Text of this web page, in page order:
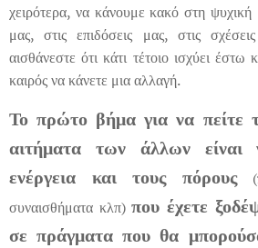
χειρότερα, να κάνουμε κακό στη ψυχική
μας, στις επιδόσεις μας, στις
αισθάνεστε ότι κάτι τέτοιο ισχύει έστω
καιρός να κάνετε μια αλλαγή.
Το πρώτο βήμα για να πείτε
αιτήματα των άλλων είναι
ενέργεια και τους πόρους
συναισθήματα κλπ)που έχετε
σε πράγματα που θα